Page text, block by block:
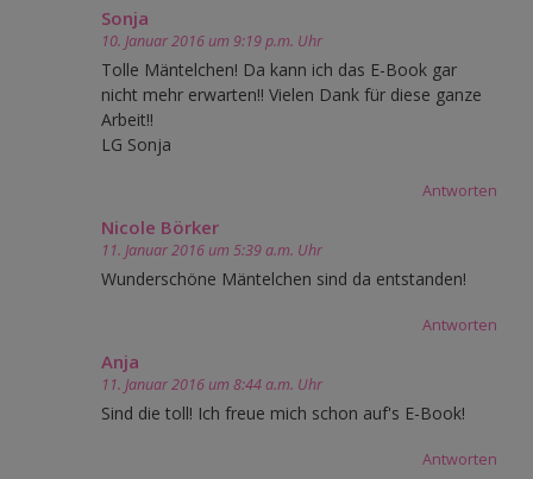
Sonja
10. Januar 2016 um 9:19 p.m. Uhr
Tolle Mäntelchen! Da kann ich das E-Book gar
nicht mehr erwarten!! Vielen Dank für diese ganze
Arbeit!!
LG Sonja
Antworten
Nicole Börker
11. Januar 2016 um 5:39 a.m. Uhr
Wunderschöne Mäntelchen sind da entstanden!
Antworten
Anja
11. Januar 2016 um 8:44 a.m. Uhr
Sind die toll! Ich freue mich schon auf's E-Book!
Antworten